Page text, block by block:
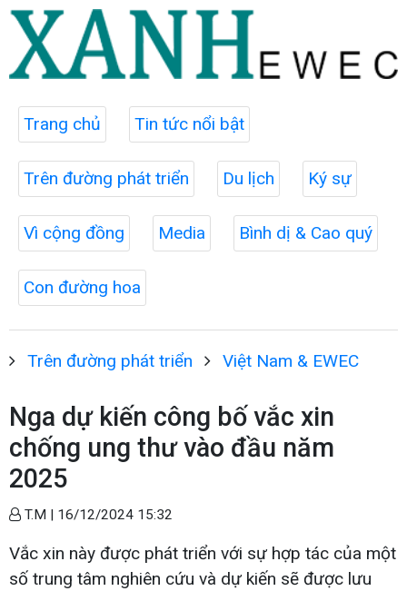
Trang chủ Tin tức nổi bật
Trên đường phát triển Du lịch Ký sự
Vì cộng đồng Media Bình dị & Cao quý
Con đường hoa
Trên đường phát triển Việt Nam & EWEC
Nga dự kiến công bố vắc xin
chống ung thư vào đầu năm
2025
T.M | 16/12/2024 15:32
Vắc xin này được phát triển với sự hợp tác của một
số trung tâm nghiên cứu và dự kiến ​​sẽ được lưu